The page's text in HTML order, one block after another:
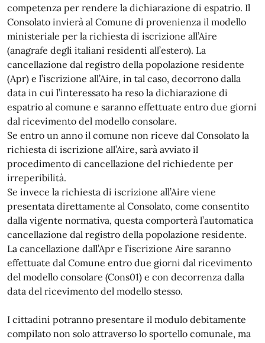
competenza per rendere la dichiarazione di espatrio. Il
Consolato invierà al Comune di provenienza il modello
ministeriale per la richiesta di iscrizione all’Aire
(anagrafe degli italiani residenti all’estero). La
cancellazione dal registro della popolazione residente
(Apr) e l’iscrizione all’Aire, in tal caso, decorrono dalla
data in cui l’interessato ha reso la dichiarazione di
espatrio al comune e saranno effettuate entro due giorni
dal ricevimento del modello consolare.
Se entro un anno il comune non riceve dal Consolato la
richiesta di iscrizione all’Aire, sarà avviato il
procedimento di cancellazione del richiedente per
irreperibilità.
Se invece la richiesta di iscrizione all’Aire viene
presentata direttamente al Consolato, come consentito
dalla vigente normativa, questa comporterà l’automatica
cancellazione dal registro della popolazione residente.
La cancellazione dall’Apr e l’iscrizione Aire saranno
effettuate dal Comune entro due giorni dal ricevimento
del modello consolare (Cons01) e con decorrenza dalla
data del ricevimento del modello stesso.
I cittadini potranno presentare il modulo debitamente
compilato non solo attraverso lo sportello comunale, ma